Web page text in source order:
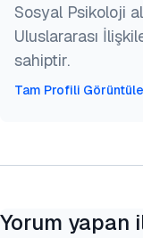
Sosyal Psikoloji
Uluslararası
sahiptir.
Tam Profili Görüntüle
Yorum yapan